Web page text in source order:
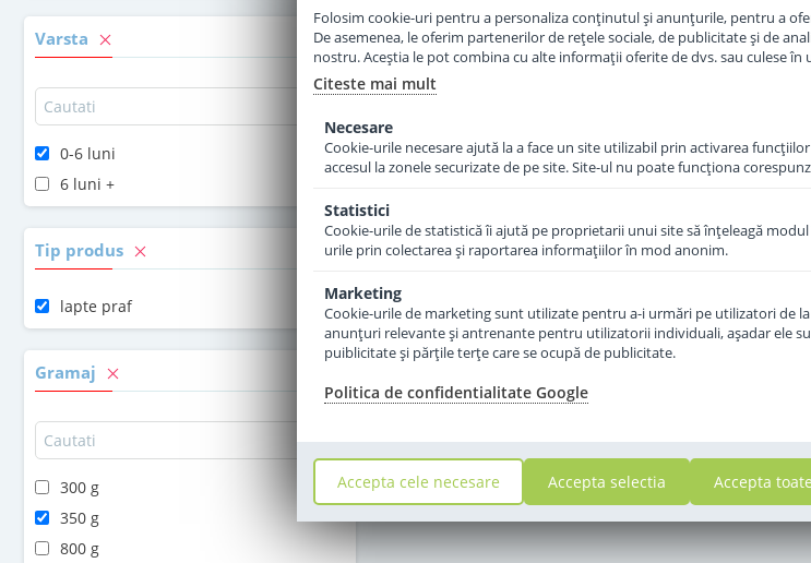
Varsta
0-6 luni
6 luni +
Tip produs
lapte praf
Gramaj
300 g
350 g
800 g
Lei
Adauga in cos
Folosim cookie-uri pentru a personaliza conținutul și anunțurile, pentru a
De asemenea, le oferim partenerilor de rețele sociale, de publicitate și de
nostru. Aceștia le pot combina cu alte informații oferite de dvs. sau culese în
Citeste mai mult
Necesare
Cookie-urile necesare ajută la a face un site utilizabil prin activarea
accesul la zonele securizate de pe site. Site-ul nu poate funcţiona
Statistici
Cookie-urile de statistică îi ajută pe proprietarii unui site să înţeleagă
urile prin colectarea şi raportarea informaţiilor în mod anonim.
Marketing
Cookie-urile de marketing sunt utilizate pentru a-i urmări pe utilizatori de
anunţuri relevante şi antrenante pentru utilizatorii individuali, aşadar ele
puiblicitate şi părţile terţe care se ocupă de publicitate.
Politica de confidentialitate Google
Accepta cele necesare Accepta selectia Accepta toate